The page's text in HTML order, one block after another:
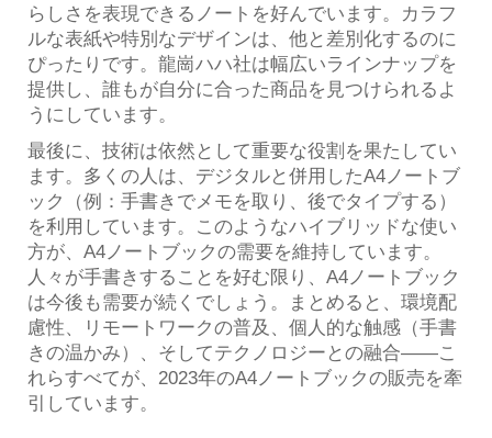
らしさを表現できるノートを好んでいます。カラフ
ルな表紙や特別なデザインは、他と差別化するのに
ぴったりです。龍崗ハハ社は幅広いラインナップを
提供し、誰もが自分に合った商品を見つけられるよ
うにしています。
最後に、技術は依然として重要な役割を果たしてい
ます。多くの人は、デジタルと併用したA4ノートブ
ック（例：手書きでメモを取り、後でタイプする）
を利用しています。このようなハイブリッドな使い
方が、A4ノートブックの需要を維持しています。
人々が手書きすることを好む限り、A4ノートブック
は今後も需要が続くでしょう。まとめると、環境配
慮性、リモートワークの普及、個人的な触感（手書
きの温かみ）、そしてテクノロジーとの融合——こ
れらすべてが、2023年のA4ノートブックの販売を牽
引しています。